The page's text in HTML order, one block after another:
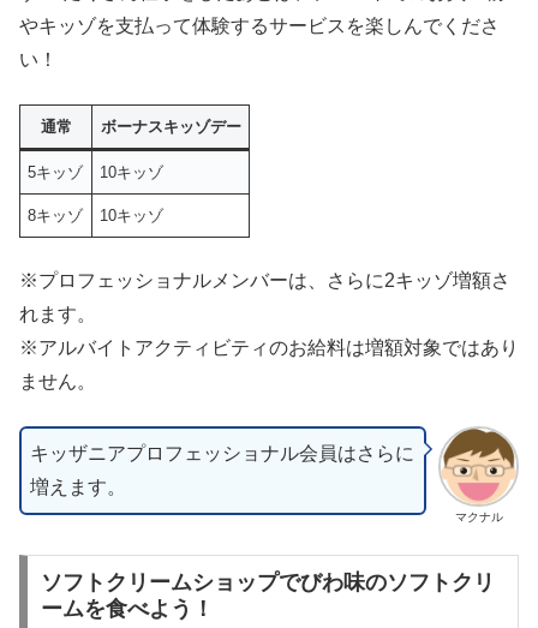
やキッゾを支払って体験するサービスを楽しんでくださ
い！
通常 ボーナスキッゾデー
5キッゾ 10キッゾ
8キッゾ 10キッゾ
※プロフェッショナルメンバーは、さらに2キッゾ増額さ
れます。
※アルバイトアクティビティのお給料は増額対象ではあり
ません。
マクナル
キッザニアプロフェッショナル会員はさらに
増えます。
ソフトクリームショップでびわ味のソフトクリ
ームを食べよう！